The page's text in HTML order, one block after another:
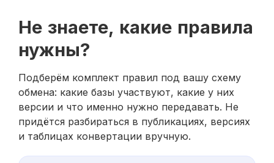
Не знаете, какие правила
нужны?
Подберём комплект правил под вашу схему
обмена: какие базы участвуют, какие у них
версии и что именно нужно передавать. Не
придётся разбираться в публикациях, версиях
и таблицах конвертации вручную.